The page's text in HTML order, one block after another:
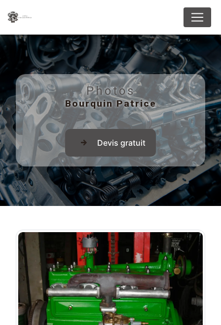
Photos
Bourquin Patrice
Devis gratuit